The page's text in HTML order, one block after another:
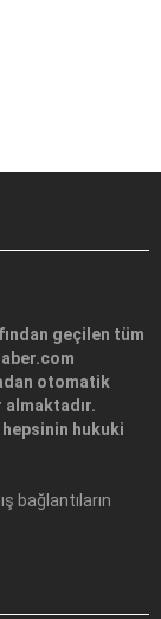
geçilen tüm
otomatik
hukuki
bağlantıların